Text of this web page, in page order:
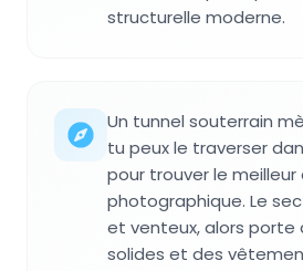
structurelle moderne.
Un tunnel souterrain
tu peux le traverser
pour trouver le meilleur
photographique. Le
et venteux, alors porte
solides et des